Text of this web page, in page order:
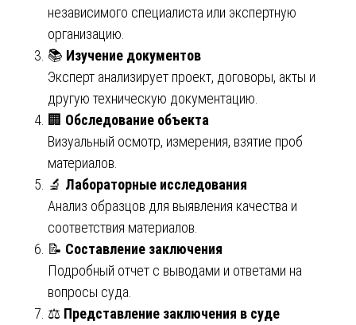
независимого специалиста или экспертную
организацию.
📚 Изучение документов
Эксперт анализирует проект, договоры, акты и
другую техническую документацию.
🏢 Обследование объекта
Визуальный осмотр, измерения, взятие проб
материалов.
🔬 Лабораторные исследования
Анализ образцов для выявления качества и
соответствия материалов.
📝 Составление заключения
Подробный отчет с выводами и ответами на
вопросы суда.
⚖️ Представление заключения в суде